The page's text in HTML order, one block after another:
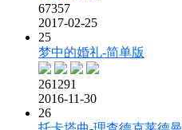
67357
2017-02-25
25
梦中的婚礼-简单版
261291
2016-11-30
26